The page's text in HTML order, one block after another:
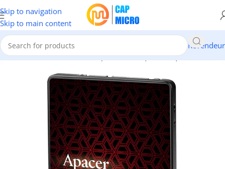
Skip to navigation
Skip to main content
Revendeur
Accueil/INFORMATIQUE/Composants/Disques/Disques SSD